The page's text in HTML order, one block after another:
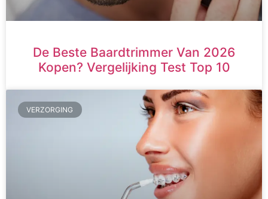
De Beste Baardtrimmer Van 2026
Kopen? Vergelijking Test Top 10
VERZORGING